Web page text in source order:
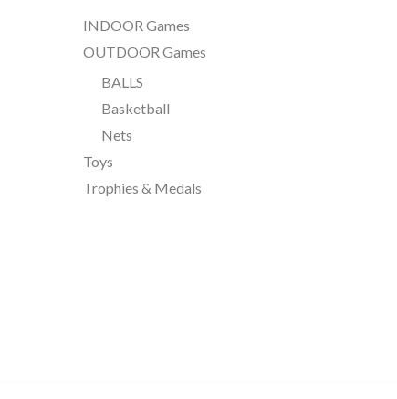
INDOOR Games
OUTDOOR Games
BALLS
Basketball
Nets
Toys
Trophies & Medals